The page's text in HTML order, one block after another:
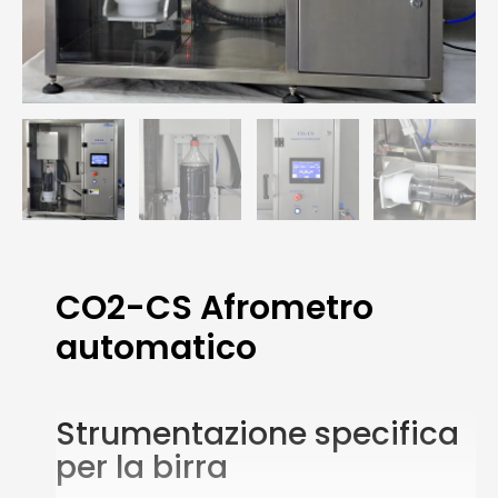
CO2-CS Afrometro
automatico
Strumentazione specifica
per la birra